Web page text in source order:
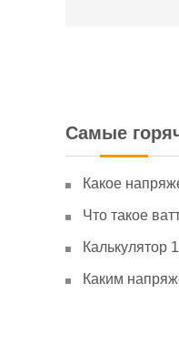
Самые
Какое
Что такое
Калькулятор
Каким